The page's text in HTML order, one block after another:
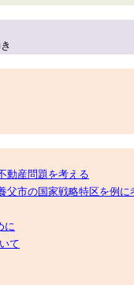
動産問題を考える
父市の国家戦略特区を例
に
て